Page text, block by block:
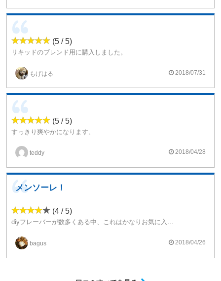
(5 / 5)
リキッドのブレンド用に購入しました。
様々な系統のリキッドとの相性が良いフレーバー。
一つ持っていると便利です。
もげはる 2018/07/31
(5 / 5)
すっきり爽やかになります、
柑橘系が好きな方はおすすめです！
teddy 2018/04/28
メンソーレ！
(4 / 5)
diyフレーバーが数多くある中、これはかなりお気に入りフレーバーです。
10%以上入れると酸味がきつくなりすぎます。メンソとの相性はピカイチですね！
bagus 2018/04/26